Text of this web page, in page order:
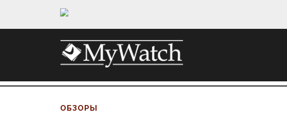
ОБЗОРЫ